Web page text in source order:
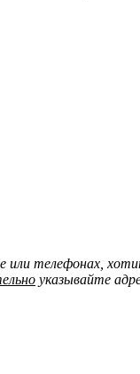
или телефонах,
указывайте